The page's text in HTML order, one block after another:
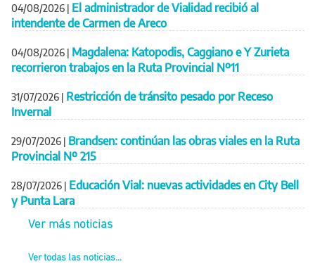
04/08/2026 | El administrador de Vialidad recibió al
intendente de Carmen de Areco
04/08/2026 | Magdalena: Katopodis, Caggiano e Y Zurieta
recorrieron trabajos en la Ruta Provincial Nº11
31/07/2026 | Restricción de tránsito pesado por Receso
Invernal
29/07/2026 | Brandsen: continúan las obras viales en la Ruta
Provincial Nº 215
28/07/2026 | Educación Vial: nuevas actividades en City Bell
y Punta Lara
Ver más noticias
Ver todas las noticias...